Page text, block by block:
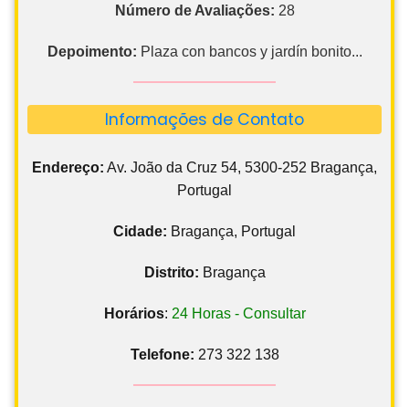
Número de Avaliações: 28
Depoimento: Plaza con bancos y jardín bonito...
Informações de Contato
Endereço: Av. João da Cruz 54, 5300-252 Bragança,
Portugal
Cidade: Bragança, Portugal
Distrito: Bragança
Horários: 24 Horas - Consultar
Telefone: 273 322 138